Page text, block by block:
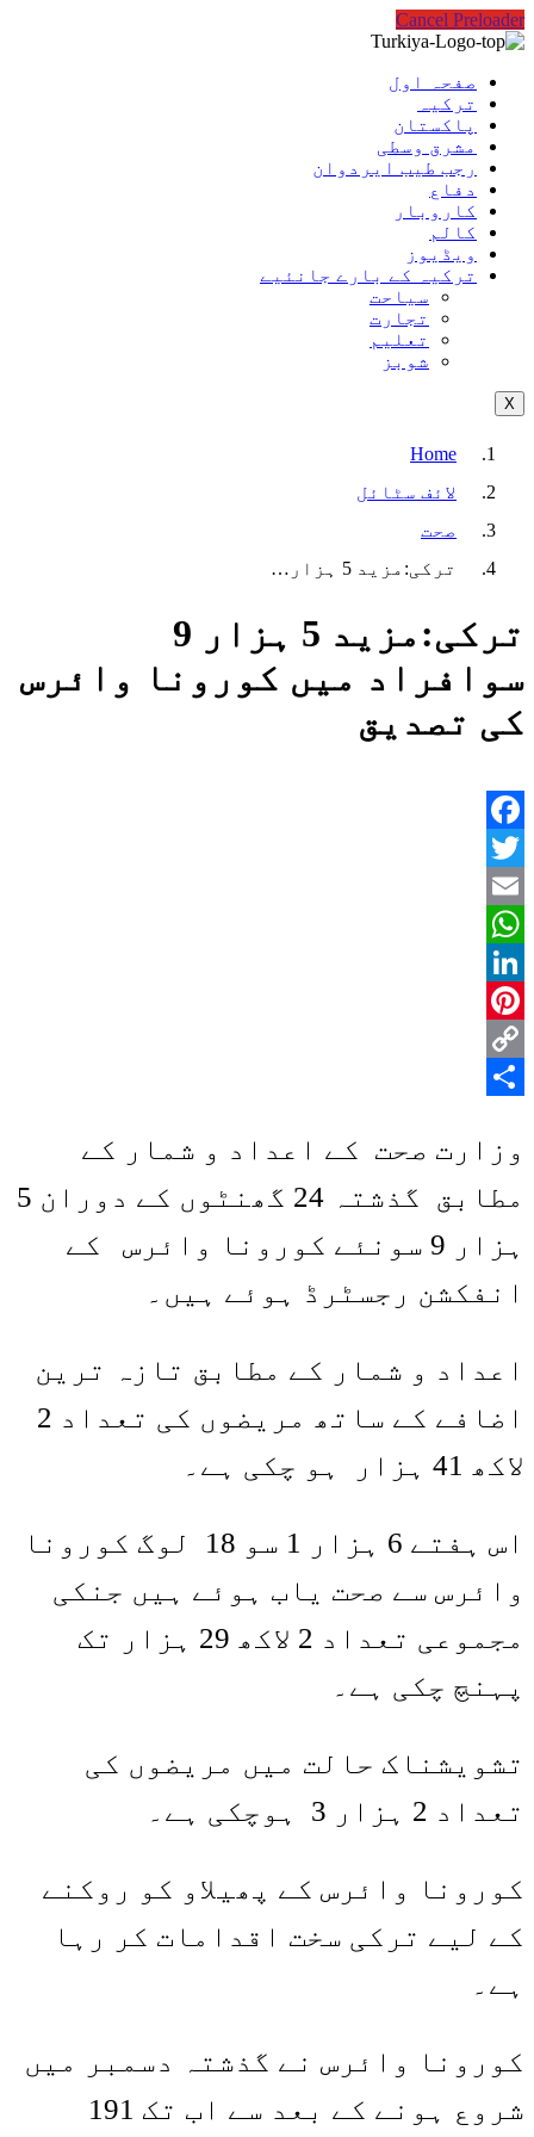
Cancel Preloader
صفحہ اول
ترکیہ
پاکستان
مشرق وسطی
رجب طیب ایردوان
دفاع
کاروبار
کالم
ویڈیوز
ترکیہ کے بارے جانئیے
سیاحت
تجارت
تعلیم
شوبز
X
Home
لائف سٹائل
صحت
ترکی:مزید 5 ہزار…
ترکی:مزید 5 ہزار 9
سوافراد میں کورونا وائرس
کی تصدیق
Facebook
Twitter
Email
WhatsApp
LinkedIn
Pinterest
Copy
وزارت صحت کے اعداد و شمار کے
مطابق گذشتہ 24 گھنٹوں کے دوران 5
ہزار 9 سونئے کورونا وائرس کے
انفکشن رجسٹرڈ ہوئے ہیں۔
اعداد و شمار کے مطابق تازہ ترین
اضافے کے ساتھ مریضوں کی تعداد 2
لاکھ 41 ہزار ہو چکی ہے۔
اس ہفتے 6 ہزار 1 سو 18 لوگ کورونا
وائرس سے صحت یاب ہوئے ہیں جنکی
مجموعی تعداد 2 لاکھ 29 ہزار تک
پہنچ چکی ہے۔
تشویشناک حالت میں مریضوں کی
تعداد 2 ہزار 3 ہوچکی ہے۔
کورونا وائرس کے پھیلاو کو روکنے
کے لیے ترکی سخت اقدامات کر رہا
ہے۔
کورونا وائرس نے گذشتہ دسمبر میں
شروع ہونے کے بعد سے اب تک 191